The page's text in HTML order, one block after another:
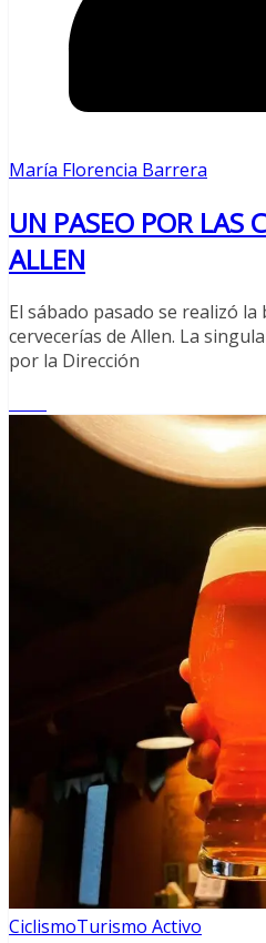
María Florencia Barrera
UN PASEO POR LAS
ALLEN
El sábado pasado se realizó
cervecerías de Allen. La
por la Dirección
CiclismoTurismo Activo